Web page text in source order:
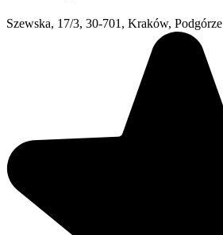
Szewska, 17/3, 30-701, Kraków, Podgórze